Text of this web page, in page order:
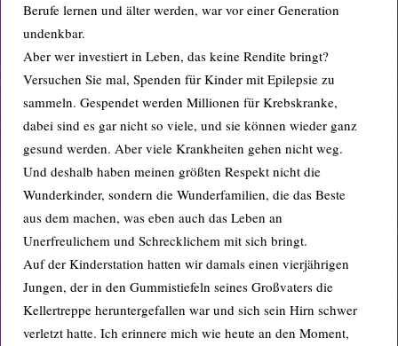
Berufe lernen und älter werden, war vor einer Generation
undenkbar.
Aber wer investiert in Leben, das keine Rendite bringt?
Versuchen Sie mal, Spenden für Kinder mit Epilepsie zu
sammeln. Gespendet werden Millionen für Krebskranke,
dabei sind es gar nicht so viele, und sie können wieder ganz
gesund werden. Aber viele Krankheiten gehen nicht weg.
Und deshalb haben meinen größten Respekt nicht die
Wunderkinder, sondern die Wunderfamilien, die das Beste
aus dem machen, was eben auch das Leben an
Unerfreulichem und Schrecklichem mit sich bringt.
Auf der Kinderstation hatten wir damals einen vierjährigen
Jungen, der in den Gummistiefeln seines Großvaters die
Kellertreppe heruntergefallen war und sich sein Hirn schwer
verletzt hatte. Ich erinnere mich wie heute an den Moment,